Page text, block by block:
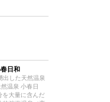
日和
出した天然温泉
温泉 小春日
を大量に含んだ